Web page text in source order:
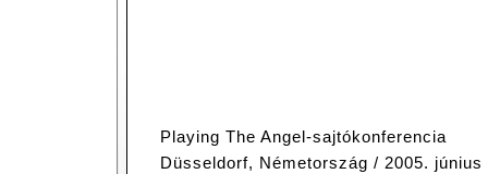
Playing The Angel-sajtókonferencia
Düsseldorf, Németország / 2005. június